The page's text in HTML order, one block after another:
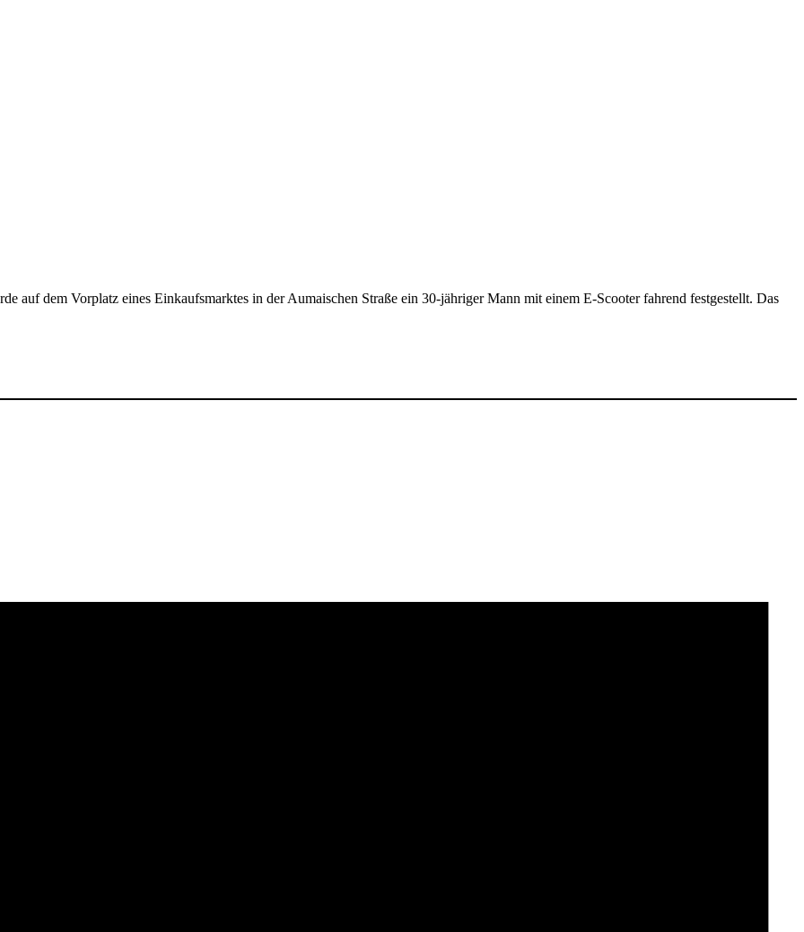
auf dem Vorplatz eines Einkaufsmarktes in der Aumaischen Straße ein 30-jähriger Mann mit einem E-Scooter fahrend festgestellt. Das